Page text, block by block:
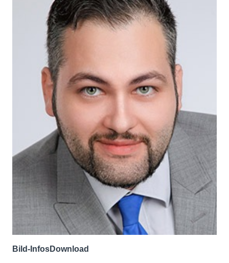
Bild-InfosDownload